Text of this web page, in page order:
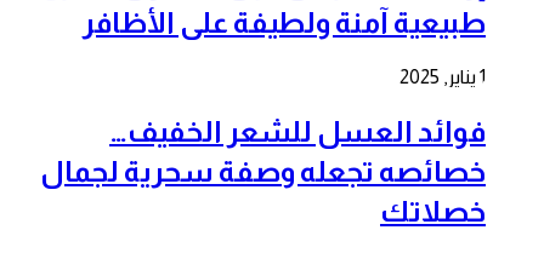
طبيعية آمنة ولطيفة على الأظافر
1 يناير, 2025
فوائد العسل للشعر الخفيف…
خصائصه تجعله وصفة سحرية لجمال
خصلاتك